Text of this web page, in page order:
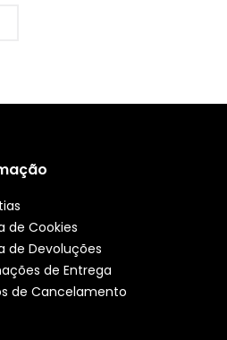
de Cookies
de Devoluções
de Entrega
de Cancelamento